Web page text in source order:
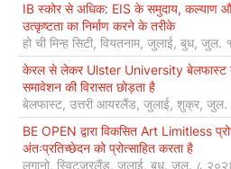
IB स्कोर से अधिक: EIS के समुदाय, कल्याण
उत्कृष्टता का निर्माण करने के तरीके
हो ची मिन्ह सिटी, वियतनाम, जुलाई, बुध,
केरल से लेकर Ulster University बेलफास्ट
समावेशन की विरासत छोड़ता है
बेलफास्ट, उत्तरी आयरलैंड, जुलाई, शुक्र,
BE OPEN द्वारा विकसित Art Limitless
अंतःप्रतिच्छेदन को प्रोत्साहित करता है
लुगानो, स्विट्जरलैंड, जुलाई, बुध, जुल. ८